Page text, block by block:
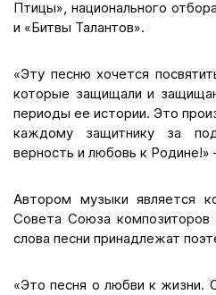
Птицы», национального
и «Битвы Талантов».
«Эту песню хочется
которые защищали и
периоды ее истории. Это
каждому защитнику за
верность и любовь к Родине!»
Автором музыки является
Совета Союза композиторов
слова песни принадлежат
«Это песня о любви к жизни.